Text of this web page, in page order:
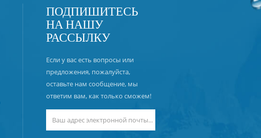
ПОДПИШИТЕСЬ
НА НАШУ
РАССЫЛКУ
Если у вас есть вопросы или
предложения, пожалуйста,
оставьте нам сообщение, мы
ответим вам, как только сможем!